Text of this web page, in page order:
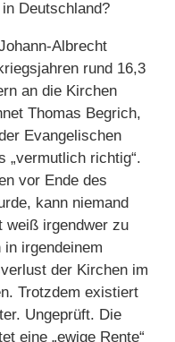
Deutschland?
Albrecht
rund 16,3
an die Kirchen
Thomas Begrich,
Evangelischen
„vermutlich richtig“.
vor Ende des
kann niemand
weiß irgendwer zu
irgendeinem
der Kirchen im
Trotzdem existiert
Ungeprüft. Die
eine „ewige Rente“